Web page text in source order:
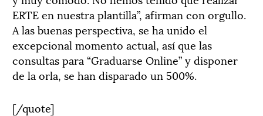
ERTE en nuestra plantilla”, afirman con orgullo.
A las buenas perspectiva, se ha unido el
excepcional momento actual, así que las
consultas para “Graduarse Online” y disponer
de la orla, se han disparado un 500%.
[/quote]